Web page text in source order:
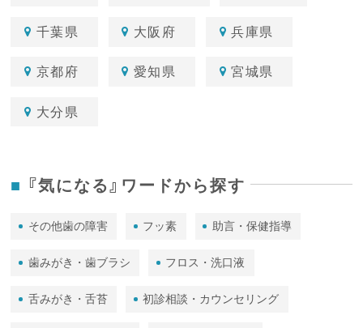
千葉県 大阪府 兵庫県
京都府 愛知県 宮城県
大分県
『気になる』ワードから探す
その他歯の障害 フッ素 助言・保健指導
歯みがき・歯ブラシ フロス・洗口液
舌みがき・舌苔 初診相談・カウンセリング